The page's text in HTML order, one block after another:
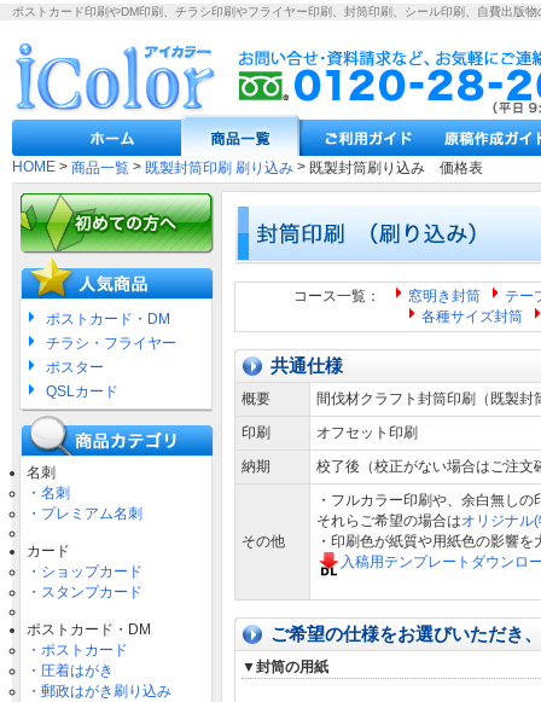
ポストカード印刷やDM印刷、チラシ印刷やフライヤー印刷、封筒印刷、シール印刷、自費出版物
HOME > 商品一覧 > 既製封筒印刷 刷り込み > 既製封筒刷り込み 価格表
ポストカード・DM
チラシ・フライヤー
ポスター
QSLカード
名刺
・名刺
・プレミアム名刺
カード
・ショップカード
・スタンプカード
ポストカード・DM
・ポストカード
・圧着はがき
・郵政はがき刷り込み
コース一覧： 窓明き封筒
テー
各種サイズ封筒
共通仕様
概要
間伐材クラフト封筒印刷（既製封
印刷
オフセット印刷
納期
校了後（校正がない場合はご注
その他
・フルカラー印刷や、余白無し
それらご希望の場合はオリジナル
・印刷色が紙質や用紙色の影響
入稿用テンプレートダウンロ
ご希望の仕様をお選びいただき
▼封筒の用紙